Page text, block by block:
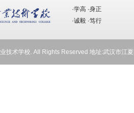
·学高 ·身正
·诚毅 ·笃行
技术学校. All Rights Reserved 地址:武汉市江